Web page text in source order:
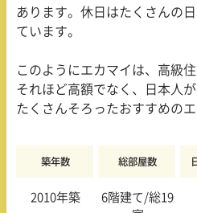
あります。休日はたくさんの
ています。
このようにエカマイは、高級
それほど高額でなく、日本人
たくさんそろったおすすめのエ
築年数 総部屋数
2010年築
6階建て/総19